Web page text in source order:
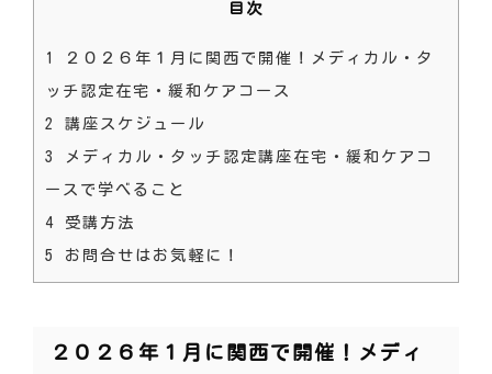
目次
1
２０２６年１月に関西で開催！メディカル・タ
ッチ認定在宅・緩和ケアコース
2
講座スケジュール
3
メディカル・タッチ認定講座在宅・緩和ケアコ
ースで学べること
4 受講方法
5
お問合せはお気軽に！
２０２６年１月に関西で開催！メディ